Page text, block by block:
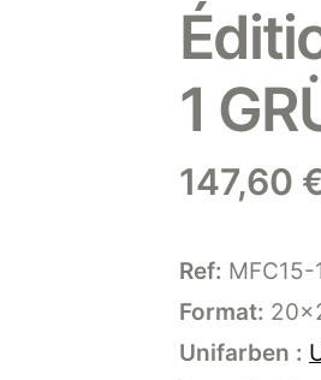
1
147,60
Ref: MFC15-
Format:
Unifarben :